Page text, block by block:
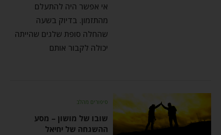
אי אפשר היה להתעלם
מהתזמון. בדיוק בשעה
שהחלה סופת שלגים שהייתה
יכולה לקבור אותם
סיפורים מהלב
שובו של מושון – מסע
ההשגחה של יחיאל